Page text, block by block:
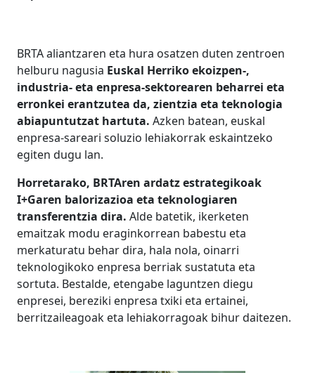
BRTA aliantzaren eta hura osatzen duten zentroen
helburu nagusia Euskal Herriko ekoizpen-,
industria- eta enpresa-sektorearen beharrei eta
erronkei erantzutea da, zientzia eta teknologia
abiapuntutzat hartuta. Azken batean, euskal
enpresa-sareari soluzio lehiakorrak eskaintzeko
egiten dugu lan.
Horretarako, BRTAren ardatz estrategikoak
I+Garen balorizazioa eta teknologiaren
transferentzia dira. Alde batetik, ikerketen
emaitzak modu eraginkorrean babestu eta
merkaturatu behar dira, hala nola, oinarri
teknologikoko enpresa berriak sustatuta eta
sortuta. Bestalde, etengabe laguntzen diegu
enpresei, bereziki enpresa txiki eta ertainei,
berritzaileagoak eta lehiakorragoak bihur daitezen.